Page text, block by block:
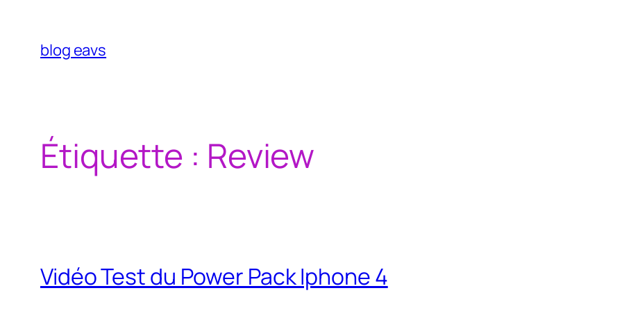
contenublog eavs
Étiquette : Review
Vidéo Test du Power Pack Iphone 4